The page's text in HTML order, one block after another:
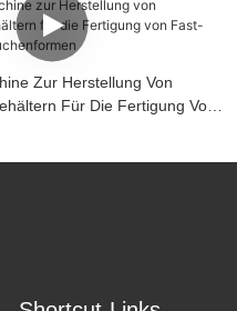
Zur Herstellung Von
Für Die Fertigung Von